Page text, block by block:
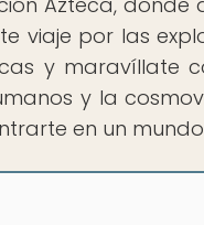
viaje por las
y maravíllate
y la
en un